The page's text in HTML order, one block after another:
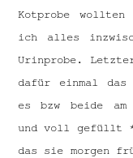
Kotprobe
ich alles
Urinprobe.
dafür einmal das
es bzw beide
und voll gefüllt
das sie morgen